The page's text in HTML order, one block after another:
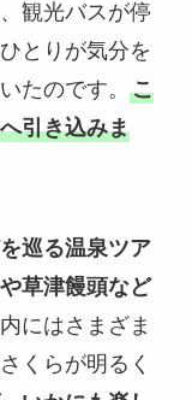
観光バスが停
とりが気分を
たのです。 こ
引き込みま
巡る温泉ツア
草津饅頭など
にはさまざま
くらが明るく